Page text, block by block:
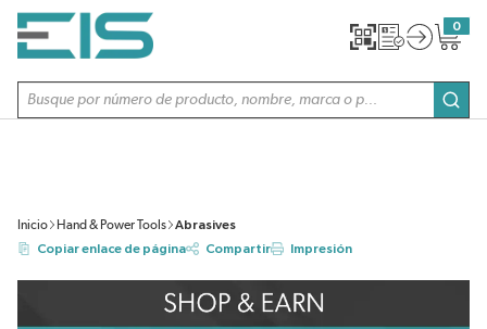
SALTAR AL CONTENIDO PRINCIPAL
Búsqueda de sitio
0
{0}
Inicio Hand & Power Tools
Abrasives
Copiar enlace de página
Compartir Impresión